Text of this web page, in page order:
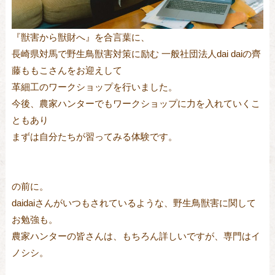
『獣害から獣財へ』を合言葉に、
長崎県対馬で野生鳥獣害対策に励む 一般社団法人dai daiの齊
藤ももこさんをお迎えして
革細工のワークショップを行いました。
今後、農家ハンターでもワークショップに力を入れていくこ
ともあり
まずは自分たちが習ってみる体験です。
の前に。
daidaiさんがいつもされているような、野生鳥獣害に関して
お勉強も。
農家ハンターの皆さんは、もちろん詳しいですが、専門はイ
ノシシ。